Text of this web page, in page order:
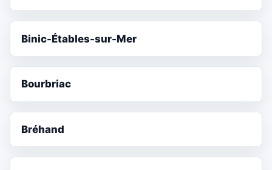
Binic-Étables-sur-Mer
Bourbriac
Bréhand